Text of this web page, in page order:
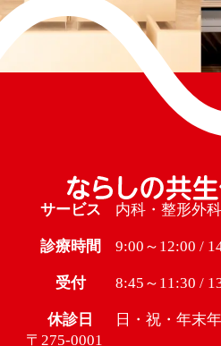
サービス 内科・整形外
診療時間 9:00～12:00 /
受付 8:45～11:30 /
休診日
日・祝・年末
〒275-0001